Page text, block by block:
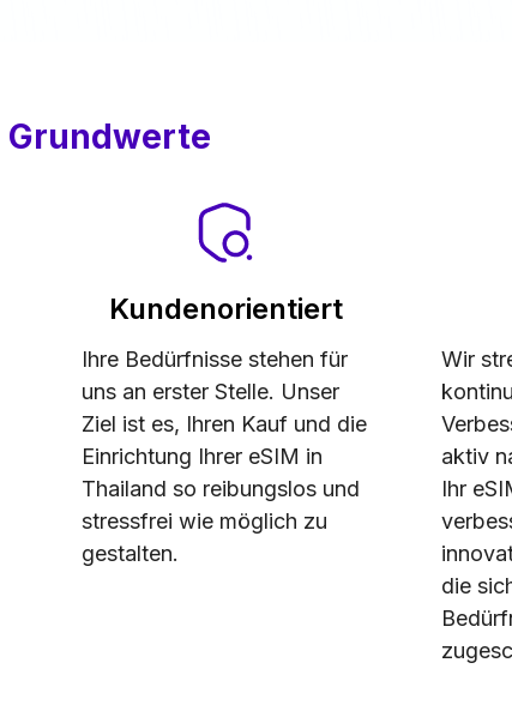
Grundwerte
Kundenorientiert
Ihre Bedürfnisse stehen für
uns an erster Stelle. Unser
Ziel ist es, Ihren Kauf und die
Einrichtung Ihrer eSIM in
Thailand so reibungslos und
stressfrei wie möglich zu
gestalten.
Wir
aktiv
Ihr
die